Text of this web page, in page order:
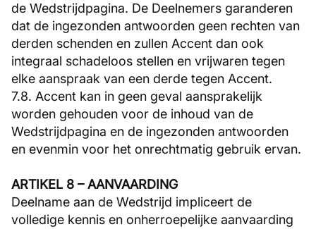
de Wedstrijdpagina. De Deelnemers garanderen
dat de ingezonden antwoorden geen rechten van
derden schenden en zullen Accent dan ook
integraal schadeloos stellen en vrijwaren tegen
elke aanspraak van een derde tegen Accent.
7.8. Accent kan in geen geval aansprakelijk
worden gehouden voor de inhoud van de
Wedstrijdpagina en de ingezonden antwoorden
en evenmin voor het onrechtmatig gebruik ervan.
ARTIKEL 8 – AANVAARDING
Deelname aan de Wedstrijd impliceert de
volledige kennis en onherroepelijke aanvaarding